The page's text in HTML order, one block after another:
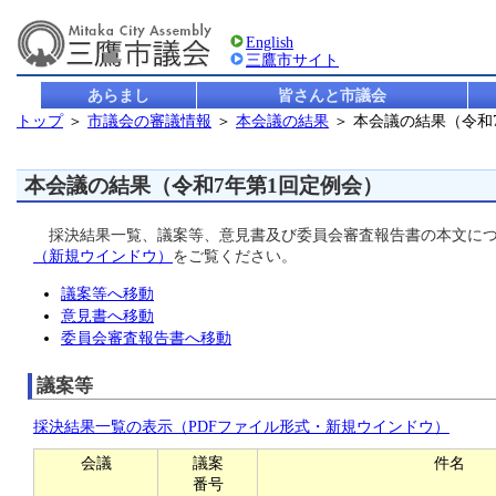
English
三鷹市サイト
あらまし
皆さんと市議会
トップ＞ 市議会の審議情報 ＞ 本会議の結果 ＞ 本会議の結果（令
本会議の結果（令和7年第1回定例会）
採決結果一覧、議案等、意見書及び委員会審査報告書の本文に
（新規ウインドウ） をご覧ください。
議案等へ移動
意見書へ移動
委員会審査報告書へ移動
議案等
採決結果一覧の表示（PDFファイル形式・新規ウインドウ）
会議
議案
番号
件名